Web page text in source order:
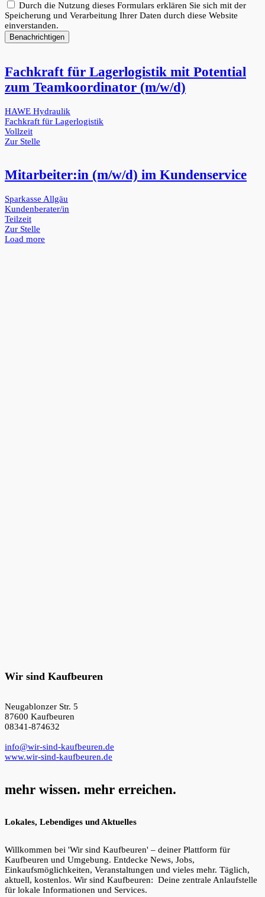
Durch die Nutzung dieses Formulars erklären Sie sich mit der
Speicherung und Verarbeitung Ihrer Daten durch diese Website
einverstanden.
Benachrichtigen
Fachkraft für Lagerlogistik mit Potential
zum Teamkoordinator (m/w/d)
HAWE Hydraulik
Fachkraft für Lagerlogistik
Vollzeit
Zur Stelle
Mitarbeiter:in (m/w/d) im Kundenservice
Sparkasse Allgäu
Kundenberater/in
Teilzeit
Zur Stelle
Load more
Wir sind Kaufbeuren
Neugablonzer Str. 5
87600 Kaufbeuren
08341-874632
info@wir-sind-kaufbeuren.de
www.wir-sind-kaufbeuren.de
mehr wissen. mehr erreichen.
Lokales, Lebendiges und Aktuelles
Willkommen bei 'Wir sind Kaufbeuren' – deiner Plattform für
Kaufbeuren und Umgebung. Entdecke News, Jobs,
Einkaufsmöglichkeiten, Veranstaltungen und vieles mehr. Täglich,
aktuell, kostenlos. Wir sind Kaufbeuren: Deine zentrale Anlaufstelle
für lokale Informationen und Services.